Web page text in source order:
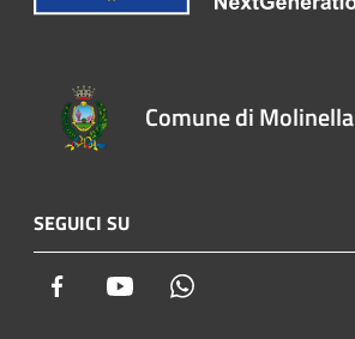
Comune di Molinella
SEGUICI SU
Facebook Youtube